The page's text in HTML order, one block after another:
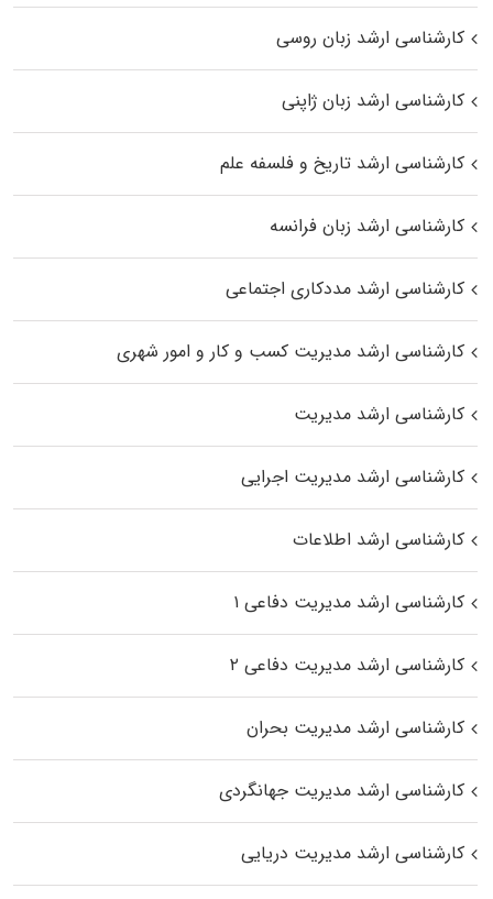
کارشناسی ارشد زبان روسی
کارشناسی ارشد زبان ژاپنی
کارشناسی ارشد تاریخ و فلسفه علم
کارشناسی ارشد زبان فرانسه
کارشناسی ارشد مددکاری اجتماعی
کارشناسی ارشد مدیریت کسب و کار و امور شهری
کارشناسی ارشد مدیریت
کارشناسی ارشد مدیریت اجرایی
کارشناسی ارشد اطلاعات
کارشناسی ارشد مدیریت دفاعی ۱
کارشناسی ارشد مدیریت دفاعی ۲
کارشناسی ارشد مدیریت بحران
کارشناسی ارشد مدیریت جهانگردی
کارشناسی ارشد مدیریت دریایی